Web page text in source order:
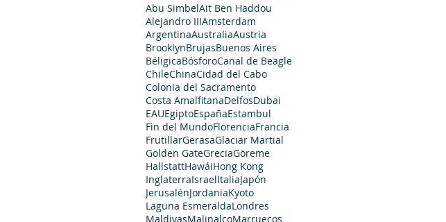
Abu SimbelAit Ben Haddou
Alejandro IIIAmsterdam
ArgentinaAustraliaAustria
BrooklynBrujasBuenos Aires
BéligicaBósforoCanal de Beagle
ChileChinaCidad del Cabo
Colonia del Sacramento
Costa AmalfitanaDelfosDubai
EAUEgiptoEspañaEstambul
Fin del MundoFlorenciaFrancia
FrutillarGerasaGlaciar Martial
Golden GateGreciaGöreme
HallstattHawáiHong Kong
InglaterraIsraelItaliaJapón
JerusalénJordaniaKyoto
Laguna EsmeraldaLondres
MaldivasMalinalcoMarruecos